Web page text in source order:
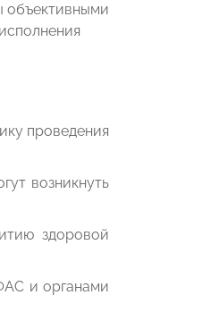
объективными
проведения
возникнуть
здоровой
и органами